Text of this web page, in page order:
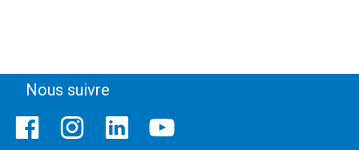
Nous suivre